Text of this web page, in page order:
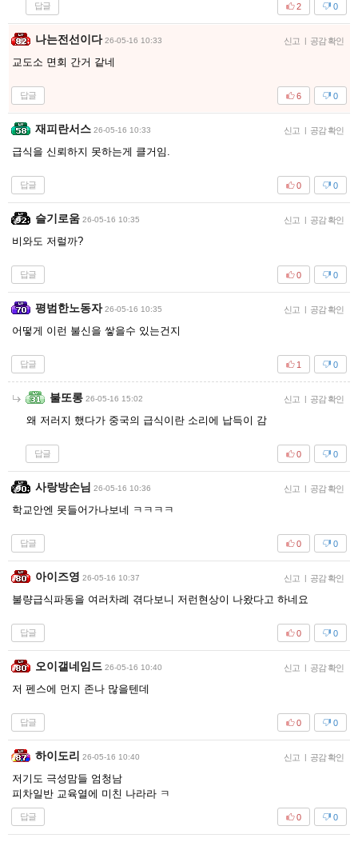
답글 0
2
나는전선이다 26-05-16 10:33 신고 | 공감 확인
교도소 면회 간거 같네
답글 0
6
재피란서스 26-05-16 10:33 신고 | 공감 확인
급식을 신뢰하지 못하는게 클거임.
답글 0
0
슬기로움 26-05-16 10:35 신고 | 공감 확인
비와도 저럴까?
답글 0
0
평범한노동자 26-05-16 10:35 신고 | 공감 확인
어떻게 이런 불신을 쌓을수 있는건지
답글 0
1
불또롱 26-05-16 15:02 신고 | 공감 확인
왜 저러지 했다가 중국의 급식이란 소리에 납득이 감
답글 0
0
사랑방손님 26-05-16 10:36 신고 | 공감 확인
학교안엔 못들어가나보네 ㅋㅋㅋㅋ
답글 0
0
아이즈영 26-05-16 10:37 신고 | 공감 확인
불량급식파동을 여러차례 겪다보니 저런현상이 나왔다고 하네요
답글 0
0
오이갤네임드 26-05-16 10:40 신고 | 공감 확인
저 펜스에 먼지 존나 많을텐데
답글 0
0
하이도리 26-05-16 10:40 신고 | 공감 확인
저기도 극성맘들 엄청남
피차일반 교육열에 미친 나라라 ㅋ
답글 0
0